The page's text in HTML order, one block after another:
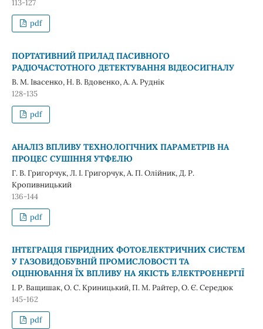
113-127
pdf
ПОРТАТИВНИЙ ПРИЛАД ПАСИВНОГО
РАДІОЧАСТОТНОГО ДЕТЕКТУВАННЯ ВІДЕОСИГНАЛУ
В. М. Івасенко, Н. В. Вдовенко, А. А. Руднік
128-135
pdf
АНАЛІЗ ВПЛИВУ ТЕХНОЛОГІЧНИХ ПАРАМЕТРІВ НА
ПРОЦЕС СУШІННЯ УТФЕЛЮ
Г. В. Григорчук, Л. І. Григорчук, А. П. Олійник, Д. Р.
Кропивницький
136-144
pdf
ІНТЕГРАЦІЯ ГІБРИДНИХ ФОТОЕЛЕКТРИЧНИХ СИСТЕМ
У ГАЗОВИДОБУВНІЙ ПРОМИСЛОВОСТІ ТА
ОЦІНЮВАННЯ ЇХ ВПЛИВУ НА ЯКІСТЬ ЕЛЕКТРОЕНЕРГІЇ
І. Р. Ващишак, О. С. Криницький, П. М. Райтер, О. Є. Середюк
145-162
pdf